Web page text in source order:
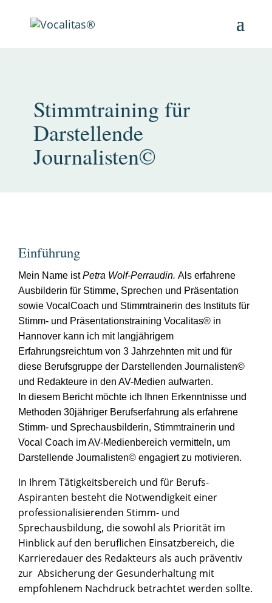
Stimmtraining für
Darstellende
Journalisten©
Einführung
Mein Name istPetra Wolf-Perraudin. Als erfahrene
Ausbilderin für Stimme, Sprechen und Präsentation
sowie VocalCoach und Stimmtrainerin des Instituts für
Stimm- und Präsentationstraining Vocalitas® in
Hannover kann ich mit langjährigem
Erfahrungsreichtum von 3 Jahrzehnten mit und für
diese Berufsgruppe der Darstellenden Journalisten©
und Redakteure in den AV-Medien aufwarten.
In diesem Bericht möchte ich Ihnen Erkenntnisse und
Methoden 30jähriger Berufserfahrung als erfahrene
Stimm- und Sprechausbilderin, Stimmtrainerin und
Vocal Coach im AV-Medienbereich vermitteln, um
Darstellende Journalisten© engagiert zu motivieren.
In Ihrem Tätigkeitsbereich und für Berufs-
Aspiranten besteht die Notwendigkeit einer
professionalisierenden Stimm- und
Sprechausbildung, die sowohl als Priorität im
Hinblick auf den beruflichen Einsatzbereich, die
Karrieredauer des Redakteurs als auch präventiv
zur Absicherung der Gesunderhaltung mit
empfohlenem Nachdruck betrachtet werden sollte.